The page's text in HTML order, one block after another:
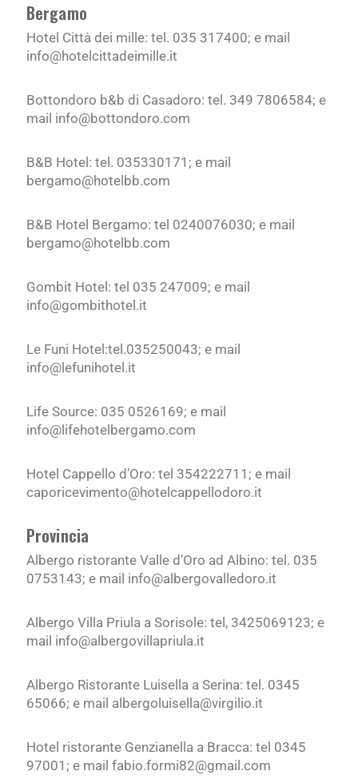
Bergamo
Hotel Città dei mille: tel. 035 317400; e mail
info@hotelcittadeimille.it
Bottondoro b&b di Casadoro: tel. 349 7806584; e
mail info@bottondoro.com
B&B Hotel: tel. 035330171; e mail
bergamo@hotelbb.com
B&B Hotel Bergamo: tel 0240076030; e mail
bergamo@hotelbb.com
Gombit Hotel: tel 035 247009; e mail
info@gombithotel.it
Le Funi Hotel:tel.035250043; e mail
info@lefunihotel.it
Life Source: 035 0526169; e mail
info@lifehotelbergamo.com
Hotel Cappello d’Oro: tel 354222711; e mail
caporicevimento@hotelcappellodoro.it
Provincia
Albergo ristorante Valle d’Oro ad Albino: tel. 035
0753143; e mail info@albergovalledoro.it
Albergo Villa Priula a Sorisole: tel, 3425069123; e
mail info@albergovillapriula.it
Albergo Ristorante Luisella a Serina: tel. 0345
65066; e mail albergoluisella@virgilio.it
Hotel ristorante Genzianella a Bracca: tel 0345
97001; e mail fabio.formi82@gmail.com